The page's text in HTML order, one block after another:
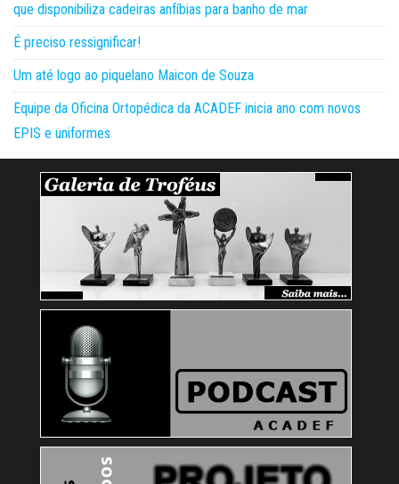
que disponibiliza cadeiras anfíbias para banho de mar
É preciso ressignificar!
Um até logo ao piquelano Maicon de Souza
Equipe da Oficina Ortopédica da ACADEF inicia ano com novos
EPIS e uniformes